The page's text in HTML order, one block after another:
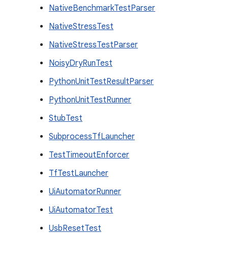
NativeBenchmarkTestParser
NativeStressTest
NativeStressTestParser
NoisyDryRunTest
PythonUnitTestResultParser
PythonUnitTestRunner
StubTest
SubprocessTfLauncher
TestTimeoutEnforcer
TfTestLauncher
UiAutomatorRunner
UiAutomatorTest
UsbResetTest